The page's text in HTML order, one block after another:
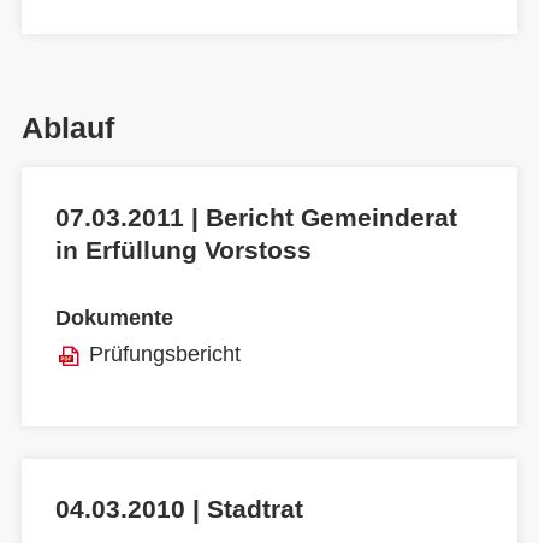
Ablauf
07.03.2011 | Bericht Gemeinderat
in Erfüllung Vorstoss
Dokumente
Prüfungsbericht
04.03.2010 | Stadtrat